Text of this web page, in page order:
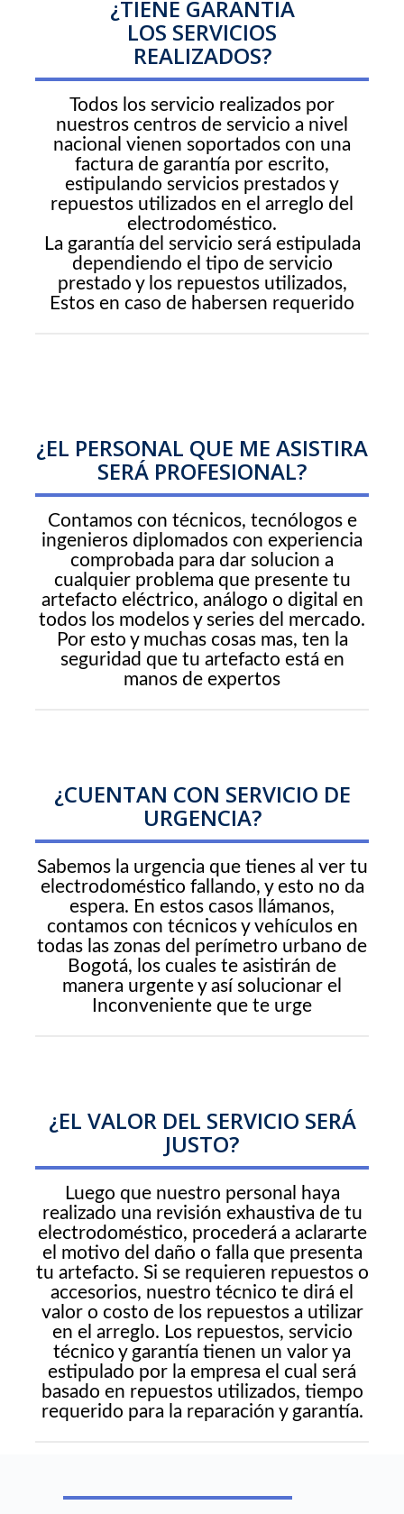
¿TIENE GARANTIA
LOS SERVICIOS
REALIZADOS?
Todos los servicio realizados por
nuestros centros de servicio a nivel
nacional vienen soportados con una
factura de garantía por escrito,
estipulando servicios prestados y
repuestos utilizados en el arreglo del
electrodoméstico.
La garantía del servicio será estipulada
dependiendo el tipo de servicio
prestado y los repuestos utilizados,
Estos en caso de habersen requerido
¿EL PERSONAL QUE ME ASISTIRA
SERÁ PROFESIONAL?
Contamos con técnicos, tecnólogos e
ingenieros diplomados con experiencia
comprobada para dar solucion a
cualquier problema que presente tu
artefacto eléctrico, análogo o digital en
todos los modelos y series del mercado.
Por esto y muchas cosas mas, ten la
seguridad que tu artefacto está en
manos de expertos
¿CUENTAN CON SERVICIO DE
URGENCIA?
Sabemos la urgencia que tienes al ver tu
electrodoméstico fallando, y esto no da
espera. En estos casos llámanos,
contamos con técnicos y vehículos en
todas las zonas del perímetro urbano de
Bogotá, los cuales te asistirán de
manera urgente y así solucionar el
Inconveniente que te urge
¿EL VALOR DEL SERVICIO SERÁ
JUSTO?
Luego que nuestro personal haya
realizado una revisión exhaustiva de tu
electrodoméstico, procederá a aclararte
el motivo del daño o falla que presenta
tu artefacto. Si se requieren repuestos o
accesorios, nuestro técnico te dirá el
valor o costo de los repuestos a utilizar
en el arreglo. Los repuestos, servicio
técnico y garantía tienen un valor ya
estipulado por la empresa el cual será
basado en repuestos utilizados, tiempo
requerido para la reparación y garantía.